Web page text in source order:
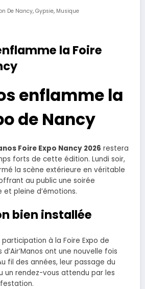
De Nancy, Gypsie, Musique
la Foire
enflamme la
de Nancy
Foire Expo Nancy 2026 restera
forts de cette édition. Lundi soir,
la scène extérieure en véritable
au public une soirée
pleine d’émotions.
bien installée
à la Foire Expo de
d’Air’Manos ont une nouvelle fois
fil des années, leur passage du
un rendez-vous attendu par les